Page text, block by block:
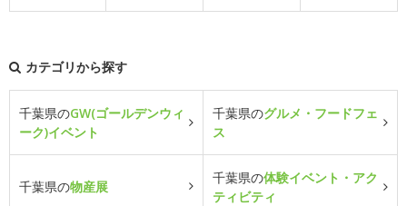
カテゴリから探す
千葉県のGW(ゴールデンウィ
ーク)イベント
千葉県のグルメ・フードフェ
ス
千葉県の物産展
千葉県の体験イベント・アク
ティビティ